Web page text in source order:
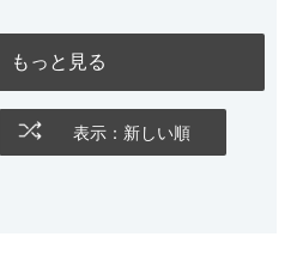
トです。さらに、わが家はソファ
取りなので、背面まできれいに仕
ないません。
もっと見る
表示：新しい順